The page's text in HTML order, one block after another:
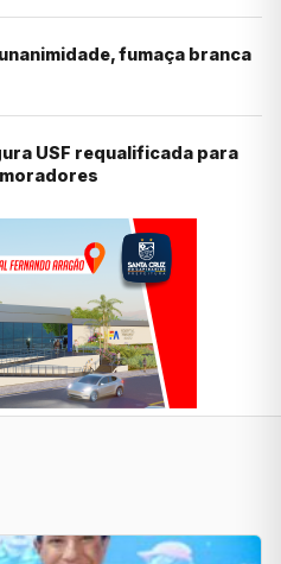
fumaça branca
USF requalificada para